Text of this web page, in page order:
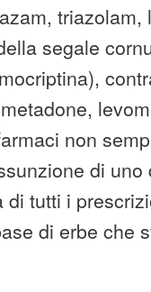
triazolam,
segale
non
di
tutti i
di erbe che